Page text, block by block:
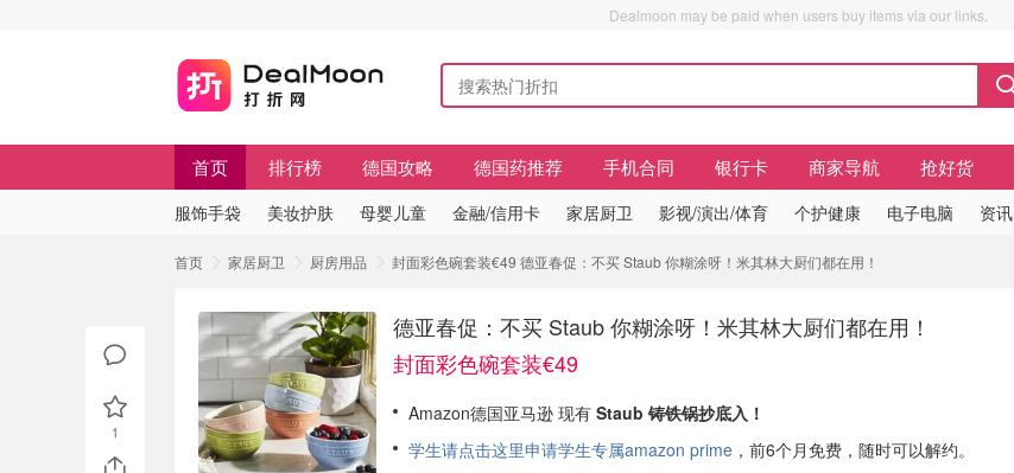
Dealmoon may be paid when users buy items via our links.
首页 排行榜 德国攻略 德国药推荐 手机合同 银行卡 商家导航 抢好货
服饰手袋 美妆护肤 母婴儿童 金融/信用卡 家居厨卫 影视/演出/体育 个护健康 电子电脑 资讯
首页 家居厨卫 厨房用品 封面彩色碗套装€49 德亚春促：不买 Staub 你糊涂呀！米其林大厨们都在用！
德亚春促：不买 Staub 你糊涂呀！米其林大厨们都在用！
封面彩色碗套装€49
Amazon德国亚马逊 现有 Staub 铸铁锅抄底入！
学生请点击这里申请学生专属amazon prime ，前6个月免费，随时可以解约。
1